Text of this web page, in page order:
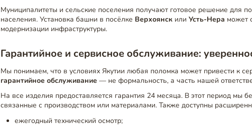
Муниципалитеты и сельские поселения получают готовое решение для
населения. Установка башни в посёлке Верхоянск илиУсть-Нера может
модернизации инфраструктуры.
Гарантийное и сервисное обслуживание:
Мы понимаем, что в условиях Якутии любая поломка может привести к
гарантийное обслуживание — не формальность, а часть нашей
На все изделия предоставляется гарантия 24 месяца. В этот период мы
связанные с производством или материалами. Также доступны
ежегодный технический осмотр;